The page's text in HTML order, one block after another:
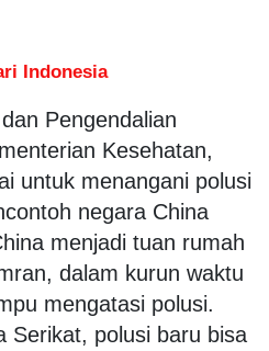
Indonesia
Pengendalian
Kesehatan,
untuk menangani polusi
negara China
menjadi tuan rumah
dalam kurun waktu
mengatasi polusi.
Serikat, polusi baru bisa